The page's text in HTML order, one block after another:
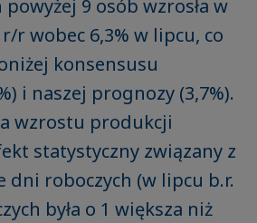
9 osób wzrosła w
r wobec 6,3% w lipcu, co
konsensusu
i naszej prognozy (3,7%).
wzrostu produkcji
statystyczny związany z
dni roboczych (w lipcu b.r.
była o 1 większa niż